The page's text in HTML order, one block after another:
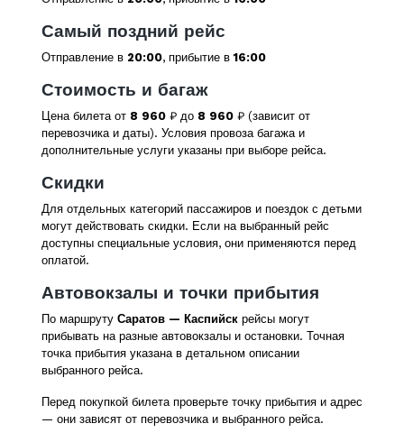
Самый поздний рейс
Отправление в 20:00, прибытие в16:00
Стоимость и багаж
Цена билета от 8 960 ₽ до 8 960 ₽ (зависит от
перевозчика и даты). Условия провоза багажа и
дополнительные услуги указаны при выборе рейса.
Скидки
Для отдельных категорий пассажиров и поездок с детьми
могут действовать скидки. Если на выбранный рейс
доступны специальные условия, они применяются перед
оплатой.
Автовокзалы и точки прибытия
По маршруту Саратов — Каспийск рейсы могут
прибывать на разные автовокзалы и остановки. Точная
точка прибытия указана в детальном описании
выбранного рейса.
Перед покупкой билета проверьте точку прибытия и адрес
— они зависят от перевозчика и выбранного рейса.